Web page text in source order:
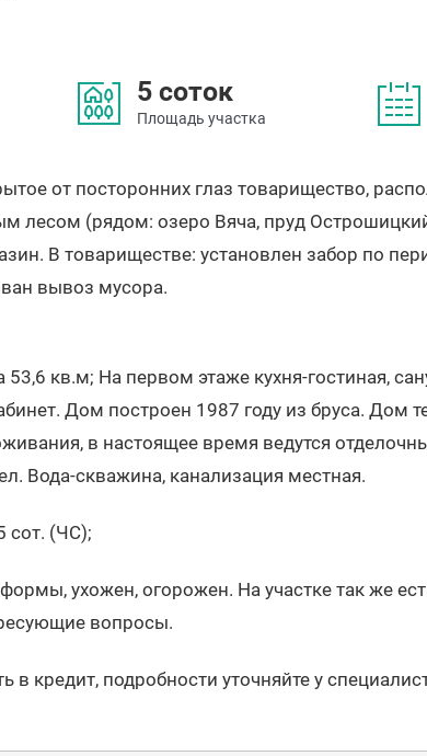
5 соток
Площадь участка
от посторонних глаз товарищество,
лесом (рядом: озеро Вяча, пруд
В товариществе: установлен забор по
вывоз мусора.
кв.м; На первом этаже кухня-гостиная,
Дом построен 1987 году из бруса. Дом
в настоящее время ведутся
Вода-скважина, канализация местная.
сот. (ЧС);
ухожен, огорожен. На участке так же
вопросы.
в кредит, подробности уточняйте у